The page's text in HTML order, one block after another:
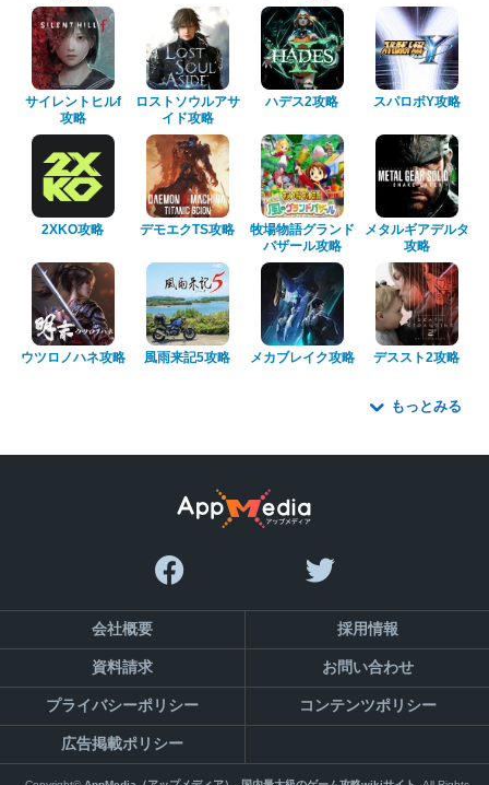
サイレントヒルf
攻略
ロストソウルアサ
イド攻略
ハデス2攻略 スパロボY攻略
2XKO攻略 デモエクTS攻略
牧場物語グランド
バザール攻略
メタルギアデルタ
攻略
ウツロノハネ攻略 風雨来記5攻略 メカブレイク攻略 デススト2攻略
もっとみる
会社概要 採用情報
資料請求 お問い合わせ
プライバシーポリシー コンテンツポリシー
広告掲載ポリシー